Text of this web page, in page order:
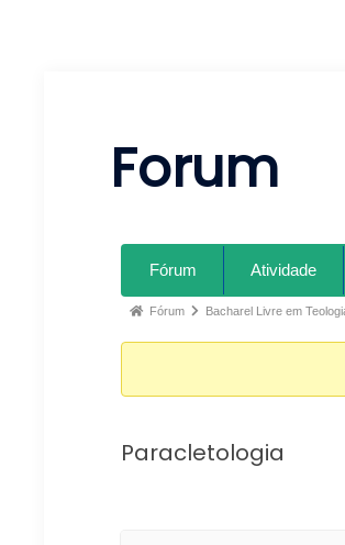
Forum
Fórum Atividade
Fórum Bacharel Livre em
Paracletologia